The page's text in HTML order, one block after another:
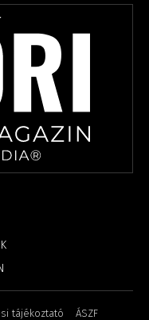
tájékoztató ÁSZF